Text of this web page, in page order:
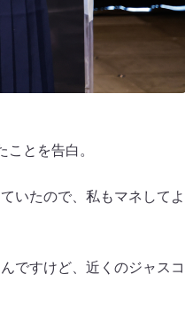
とを告白。
いたので、私もマネしてよ
ですけど、近くのジャスコ